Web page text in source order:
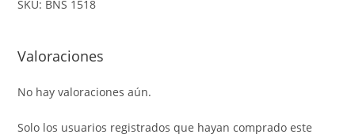
SKU: BNS 1518
Valoraciones
No hay valoraciones aún.
Solo los usuarios registrados que hayan comprado este